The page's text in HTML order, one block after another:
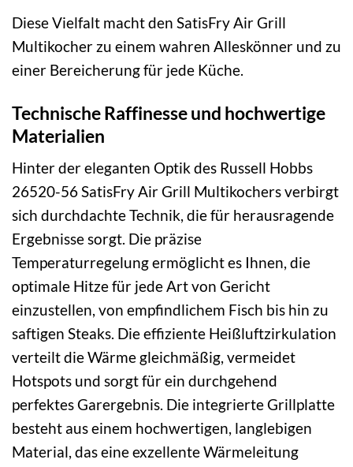
Diese Vielfalt macht den SatisFry Air Grill
Multikocher zu einem wahren Alleskönner und zu
einer Bereicherung für jede Küche.
Technische Raffinesse und hochwertige
Materialien
Hinter der eleganten Optik des Russell Hobbs
26520-56 SatisFry Air Grill Multikochers verbirgt
sich durchdachte Technik, die für herausragende
Ergebnisse sorgt. Die präzise
Temperaturregelung ermöglicht es Ihnen, die
optimale Hitze für jede Art von Gericht
einzustellen, von empfindlichem Fisch bis hin zu
saftigen Steaks. Die effiziente Heißluftzirkulation
verteilt die Wärme gleichmäßig, vermeidet
Hotspots und sorgt für ein durchgehend
perfektes Garergebnis. Die integrierte Grillplatte
besteht aus einem hochwertigen, langlebigen
Material, das eine exzellente Wärmeleitung